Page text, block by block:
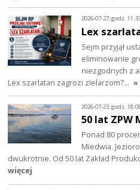
2026-07-27, godz.
Lex
Sejm przyjął
eliminowanie
niezgodnych z
Lex szarlatan zagrozi zielarzom?… »
2026-07-23, godz.
50 lat ZPW
Ponad 80
Miedwia.
dwukrotnie. Od 50 lat Zakład
więcej